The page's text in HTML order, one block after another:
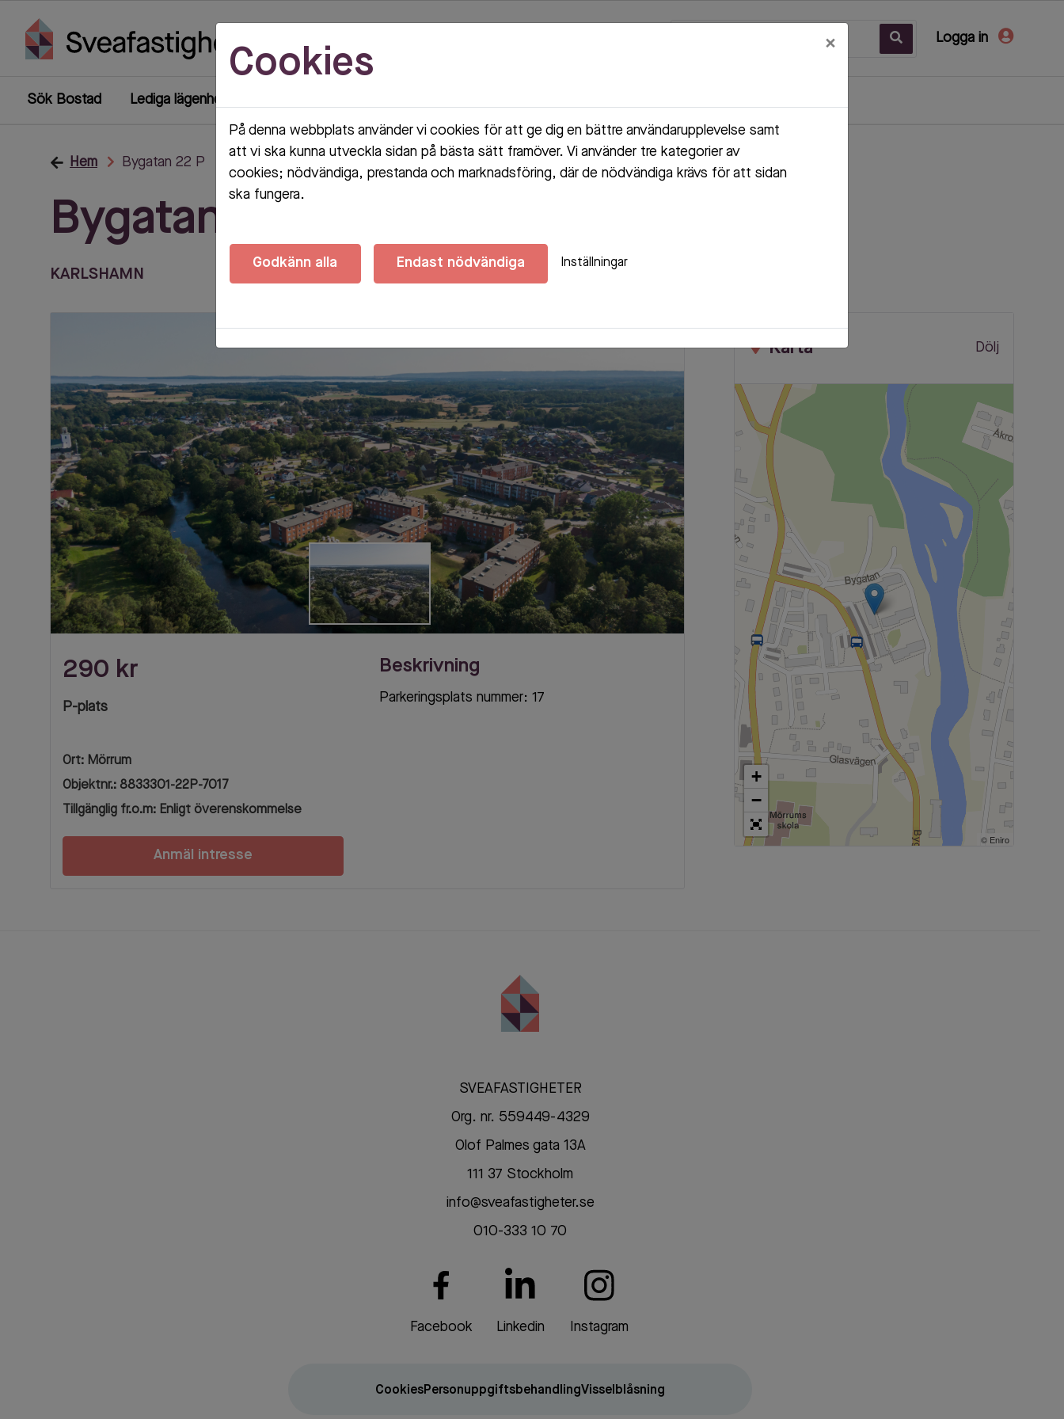
Logga in
Sök Bostad Lediga lägenheter
Hem Bygatan 22 P
Bygatan 22 P
KARLSHAMN
'
290 kr
P-plats
Ort: Mörrum
Objektnr.: 8833301-22P-7017
Tillgänglig fr.o.m: Enligt överenskommelse
Anmäl intresse
Beskrivning
Parkeringsplats nummer: 17
Karta Dölj
+
−
© Eniro
SVEAFASTIGHETER
Org. nr. 559449-4329
Olof Palmes gata 13A
111 37 Stockholm
info@sveafastigheter.se
010-333 10 70
Facebook Linkedin Instagram
CookiesPersonuppgiftsbehandlingVisselblåsning
Cookies ×
På denna webbplats använder vi cookies för att ge dig en bättre användarupplevelse samt
att vi ska kunna utveckla sidan på bästa sätt framöver. Vi använder tre kategorier av
cookies; nödvändiga, prestanda och marknadsföring, där de nödvändiga krävs för att sidan
ska fungera.
Godkänn alla Endast nödvändiga Inställningar